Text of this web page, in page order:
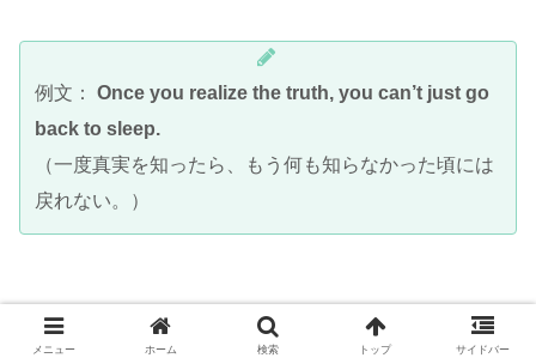
例文： Once you realize the truth, you can’t just go
back to sleep.
（一度真実を知ったら、もう何も知らなかった頃には
戻れない。）
メニュー ホーム 検索 トップ サイドバー